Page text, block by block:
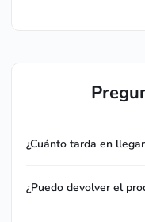
¿Cuánto tarda en
¿Puedo devolver el